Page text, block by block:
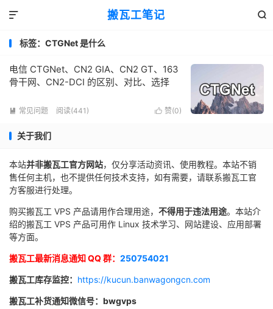
搬瓦工笔记 

标签：CTGNet 是什么
电信 CTGNet、CN2 GIA、CN2 GT、163
骨干网、CN2-DCI 的区别、对比、选择
 常见问题 阅读(441)  赞(0)
关于我们
本站并非搬瓦工官方网站，仅分享活动资讯、使用教程。本站不销
售任何主机，也不提供任何技术支持，如有需要，请联系搬瓦工官
方客服进行处理。
购买搬瓦工 VPS 产品请用作合理用途， 不得用于违法用途。本站介
绍的搬瓦工 VPS 产品可用作 Linux 技术学习、网站建设、应用部署
等方面。
搬瓦工最新消息通知 QQ 群： 250754021
搬瓦工库存监控： https://kucun.banwagongcn.com
搬瓦工补货通知微信号：bwgvps